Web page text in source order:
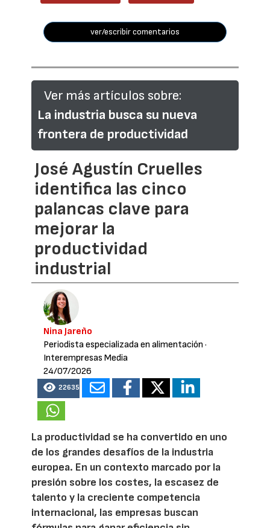
ver/escribir comentarios
Ver más artículos sobre:
La industria busca su nueva
frontera de productividad
José Agustín Cruelles
identifica las cinco
palancas clave para
mejorar la
productividad
industrial
Nina Jareño
Periodista especializada en alimentación ·
Interempresas Media
24/07/2026
22635
La productividad se ha convertido en uno
de los grandes desafíos de la industria
europea. En un contexto marcado por la
presión sobre los costes, la escasez de
talento y la creciente competencia
internacional, las empresas buscan